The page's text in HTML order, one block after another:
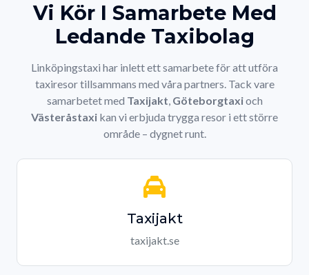
Vi Kör I Samarbete Med
Ledande Taxibolag
Linköpingstaxi har inlett ett samarbete för att utföra
taxiresor tillsammans med våra partners. Tack vare
samarbetet med Taxijakt, Göteborgtaxioch
Västeråstaxi kan vi erbjuda trygga resor i ett större
område – dygnet runt.
Taxijakt
taxijakt.se